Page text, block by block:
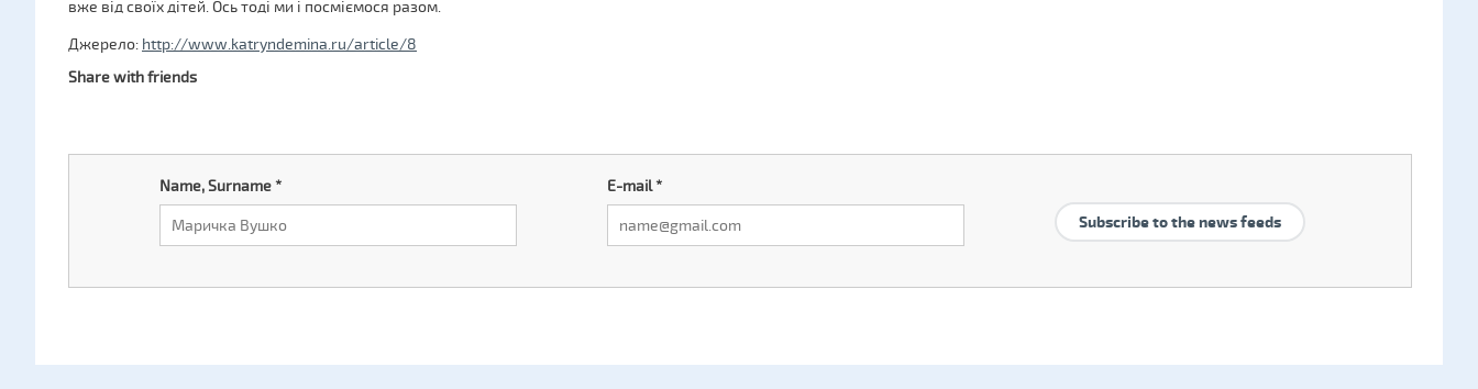
вже від своїх дітей. Ось тоді ми і посміємося разом.
Джерело: http://www.katryndemina.ru/article/8
Share with friends
Name, Surname* E-mail*
Subscribe to the news feeds